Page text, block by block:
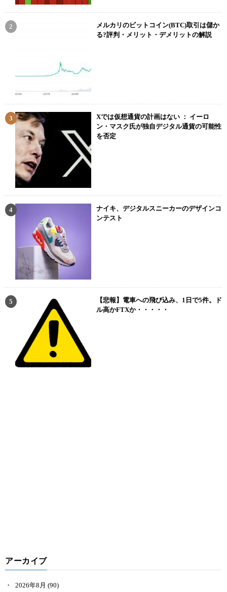
メルカリのビットコイン(BTC)取引は儲か
る?評判・メリット・デメリットの解説
Xでは仮想通貨の計画はない ： イーロ
ン・マスク氏が独自デジタル通貨の可能性
を否定
ナイキ、デジタルスニーカーのデザインコ
ンテスト
【悲報】電車への飛び込み、1日で5件。ド
ル高かFTXか・・・・・
アーカイブ
2026年8月 (90)